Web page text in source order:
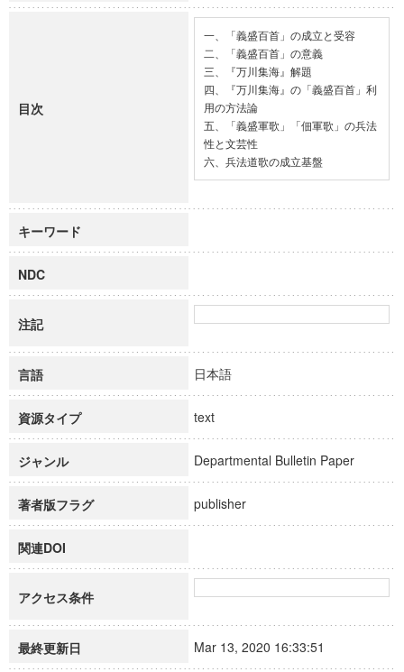
目次
一、「義盛百首」の成立と受容
二、「義盛百首」の意義
三、『万川集海』解題
四、『万川集海』の「義盛百首」利
用の方法論
五、「義盛軍歌」「佃軍歌」の兵法
性と文芸性
六、兵法道歌の成立基盤
キーワード
NDC
注記
言語 日本語
資源タイプ text
ジャンル Departmental Bulletin Paper
著者版フラグ publisher
関連DOI
アクセス条件
最終更新日 Mar 13, 2020 16:33:51